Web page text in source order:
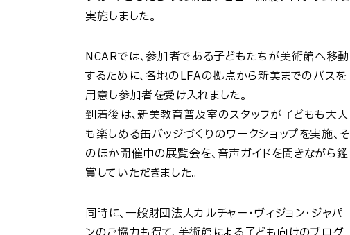
実施しました。
NCARでは、参加者である子どもたちが美術館へ移動
するために、各地のLFAの拠点から新美までのバスを
用意し参加者を受け入れました。
到着後は、新美教育普及室のスタッフが子どもも大人
も楽しめる缶バッジづくりのワークショップを実施、そ
のほか開催中の展覧会を、音声ガイドを聞きながら鑑
賞していただきました。
同時に、一般財団法人カルチャー・ヴィジョン・ジャパ